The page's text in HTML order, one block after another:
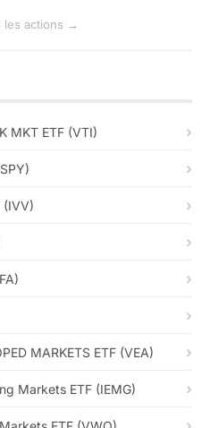
les actions →
MKT ETF (VTI)
(IVV)
MARKETS ETF (VEA)
Markets ETF (IEMG)